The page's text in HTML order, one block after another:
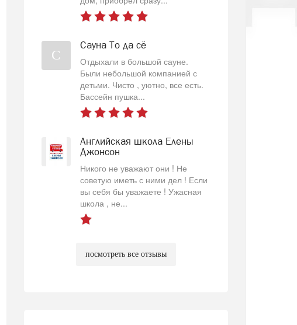
С
Сауна То да сё
Отдыхали в большой сауне.
Были небольшой компанией с
детьми. Чисто , уютно, все есть.
Бассейн пушка...
Английская школа Елены
Джонсон
Никого не уважают они ! Не
советую иметь с ними дел ! Если
вы себя бы уважаете ! Ужасная
школа , не...
посмотреть все отзывы